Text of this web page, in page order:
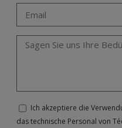
Ich akzeptiere die
das technische Personal von